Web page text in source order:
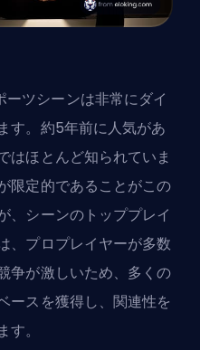
ツシーンは非常にダイ
す。約5年前に人気があ
はほとんど知られていま
限定的であることがこの
、シーンのトッププレイ
、プロプレイヤーが多数
争が激しいため、多くの
ースを獲得し、関連性を
。